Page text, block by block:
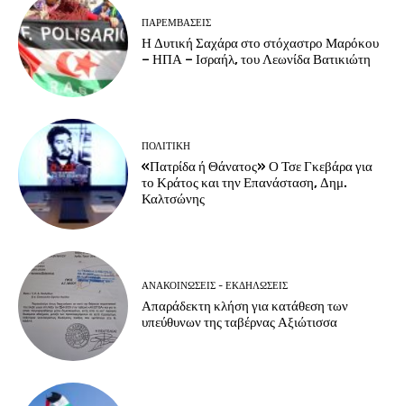
ΠΑΡΕΜΒΑΣΕΙΣ
Η Δυτική Σαχάρα στο στόχαστρο Μαρόκου
– ΗΠΑ – Ισραήλ, του Λεωνίδα Βατικιώτη
ΠΟΛΙΤΙΚΗ
«Πατρίδα ή Θάνατος» Ο Τσε Γκεβάρα για
το Κράτος και την Επανάσταση, Δημ.
Καλτσώνης
ΑΝΑΚΟΙΝΩΣΕΙΣ - ΕΚΔΗΛΩΣΕΙΣ
Απαράδεκτη κλήση για κατάθεση των
υπεύθυνων της ταβέρνας Αξιώτισσα